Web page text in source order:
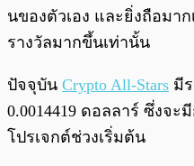
นของตัวเอง และยิ่งถือมา
รางวัลมากขึ้นเท่านั้น
ปัจจุบัน Crypto All-Stars มี
0.0014419 ดอลลาร์ ซึ่งจะ
โปรเจกต์ช่วงเริ่มต้น